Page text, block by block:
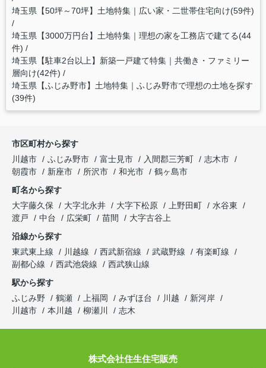
埼玉県【50坪～70坪】土地特集｜広い家・二世帯住宅向け(59件)
埼玉県【3000万円台】土地特集｜理想の家を工務店で建てる(44
件)
埼玉県【駐車2台以上】新築一戸建て特集｜共働き・ファミリー
層向け(42件)
埼玉県【ふじみ野市】土地特集｜ふじみ野市で理想の土地を探す
(39件)
市区町村から探す
川越市
ふじみ野市 富士見市 入間郡三芳町
志木市
朝霞市
新座市 所沢市 和光市
鶴ヶ島市
町名から探す
大字藤久保
大字北永井 大字下松原 上野田町
水谷東
渡戸
中台 広栄町 苗間
大字古谷上
沿線から探す
東武東上線
川越線 西武新宿線 武蔵野線
有楽町線
副都心線
西武池袋線
西武狭山線
駅から探す
ふじみ野
鶴瀬 上福岡 みずほ台 川越
新河岸
川越市
本川越 柳瀬川 志木
株式会社住生住宅販売